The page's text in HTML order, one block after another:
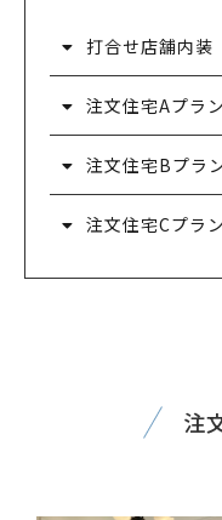
打合せ店舗内装
注文住宅Aプラン
注文住宅Bプラ
注文住宅Cプラン
注